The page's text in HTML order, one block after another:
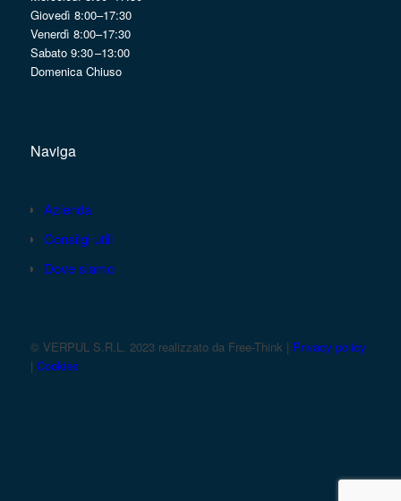
Giovedì 8:00–17:30
Venerdì 8:00–17:30
Sabato 9:30 –13:00
Domenica Chiuso
Naviga
Azienda
Consilgi utili
Dove siamo
© VERPUL S.R.L. 2023 realizzato da Free-Think | Privacy policy
| Cookies